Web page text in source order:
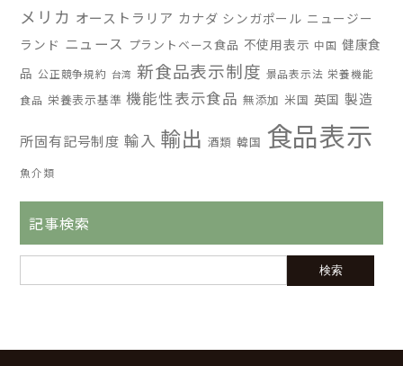
メリカ オーストラリア カナダ シンガポール ニュージー
ランド ニュース プラントベース食品 不使用表示 中国 健康食
品 公正競争規約 台湾 新食品表示制度 景品表示法 栄養機能
食品 栄養表示基準 機能性表示食品 無添加 米国 英国 製造
所固有記号制度 輸入 輸出 酒類 韓国 食品表示
魚介類
記事検索